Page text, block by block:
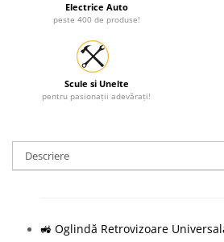
Electrice Auto
peste 400 de produse!
Scule si Unelte
pentru pasionații adevărați!
Descriere
🚜 Oglindă Retrovizoare